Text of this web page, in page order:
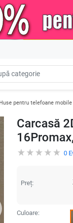
Huse pentru telefoane mobile
Carcasă
0
Preț:
Culoare: